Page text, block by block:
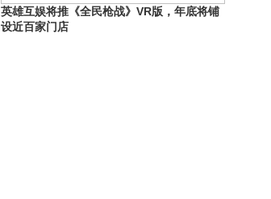
英雄互娱将推《全民枪战》VR版，年底将铺
设近百家门店